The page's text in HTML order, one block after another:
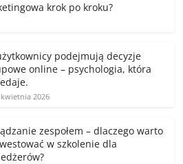
krok po kroku?
podejmują decyzje
online – psychologia, która
2026
zespołem – dlaczego warto
w szkolenie dla